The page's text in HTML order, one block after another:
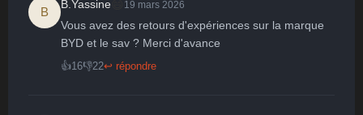
B
B.Yassine 19 mars 2026
Vous avez des retours d'expériences sur la marque
BYD et le sav ? Merci d'avance
👍16👎22↩ répondre